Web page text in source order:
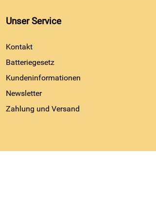
Unser Service
Kontakt
Batteriegesetz
Kundeninformationen
Newsletter
Zahlung und Versand